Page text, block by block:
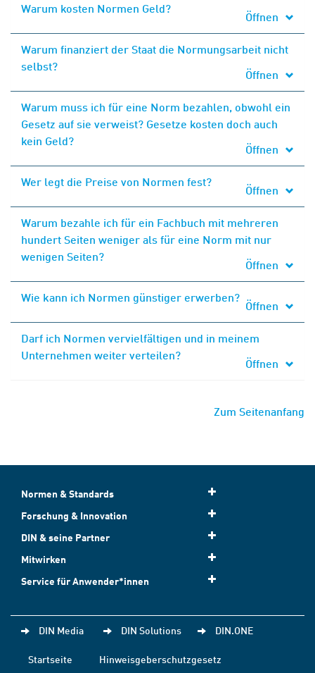
Warum kosten Normen Geld?
Öffnen
Warum finanziert der Staat die Normungsarbeit nicht
selbst?
Öffnen
Warum muss ich für eine Norm bezahlen, obwohl ein
Gesetz auf sie verweist? Gesetze kosten doch auch
kein Geld?
Öffnen
Wer legt die Preise von Normen fest?
Öffnen
Warum bezahle ich für ein Fachbuch mit mehreren
hundert Seiten weniger als für eine Norm mit nur
wenigen Seiten?
Öffnen
Wie kann ich Normen günstiger erwerben?
Öffnen
Darf ich Normen vervielfältigen und in meinem
Unternehmen weiter verteilen?
Öffnen
Zum Seitenanfang
Normen & Standards
Forschung & Innovation
DIN & seine Partner
Mitwirken
Service für Anwender*innen
DIN Media DIN Solutions DIN.ONE
Startseite
Hinweisgeberschutzgesetz